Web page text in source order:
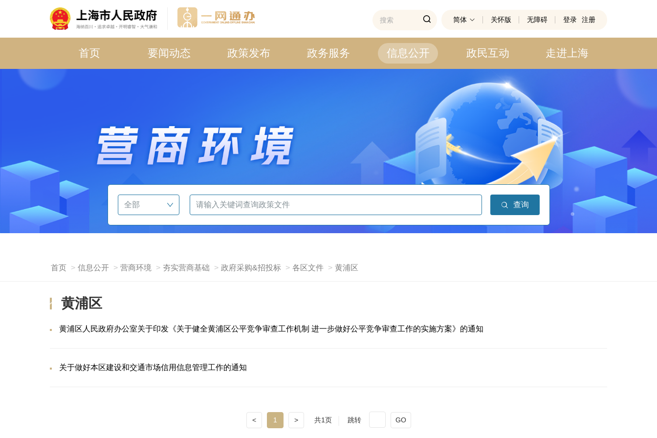
简体 关怀版 无障碍 登录 注册
首页 要闻动态 政策发布 政务服务 信息公开 政民互动 走进上海
查询
首页 信息公开 营商环境 夯实营商基础 政府采购&招投标 各区文件 黄浦区
黄浦区
黄浦区人民政府办公室关于印发《关于健全黄浦区公平竞争审查工作机制 进一步做好公平竞争审查工作的实施方案》的通知
关于做好本区建设和交通市场信用信息管理工作的通知
< 1 > 共1页 跳转 GO